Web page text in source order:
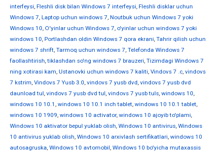
interfeysi, Fleshli disk bilan Windows 7 interfeysi, Fleshli disklar uchun
Windows 7, Laptop uchun windows 7, Noutbuk uchun Windows 7 yoki
Windows 10, O'yinlar uchun Windows 7, o'yinlar uchun windows 7 yoki
windows 10, Portlashdan oldin Windows 7 qora ekrani, Tahrir qilish uchun
windows 7 shrift, Tarmoq uchun windows 7, Telefonda Windows 7
faollashtirish,tiklashdan so'ng windows 7 brauzeri, Tizimdagi Windows 7
ning xotirasi kam, Ustanovki uchun windows 7 kaliti, Vindovs 7 .c, vindovs
7 kstrim, Vindovs 7 Yusb 3.0, vindovs 7 yusb dvd, vindovs 7 yusb dvd
daunload tul, vindovs 7 yusb dvd tul, vindovs 7 yusb tuls, windows 10,
windows 10 10.1 , windows 10 10.1 inch tablet, windows 10 10.1 tablet,
windows 10 1909, windows 10 activator, windows 10 ajoyib to'plami,
Windows 10 aktivator bepul yuklab olish, Windows 10 antivirus, Windows
10 antivirus yuklab olish, Windows 10 arxivlash sertifikatlari, windows 10
autosagruska, Windows 10 avtomobil, Windows 10 bo'yicha mutaxassis